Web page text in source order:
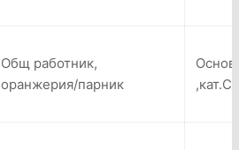
Общ работник,
оранжерия/парник
,кат.С)